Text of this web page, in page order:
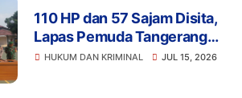
110 HP dan 57 Sajam Disita,
Lapas Pemuda Tangerang
Perketat Pengawasan
HUKUM DAN KRIMINAL JUL 15, 2026